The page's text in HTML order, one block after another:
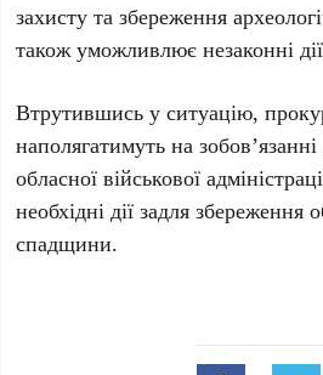
захисту та збереження
також уможливлює незаконні
Втрутившись у ситуацію,
наполягатимуть на
обласної військової
необхідні дії задля збереження
спадщини.